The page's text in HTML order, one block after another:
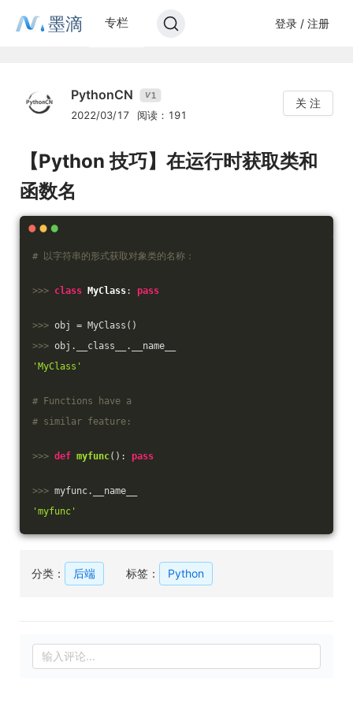
墨滴 专栏 登录 / 注册
PythonCN V1
2022/03/17 阅读：191
关 注
【Python 技巧】在运行时获取类和
函数名
# 以字符串的形式获取对象类的名称：
>>> class MyClass: pass
>>> obj = MyClass()
>>> obj.__class__.__name__
'MyClass'
# Functions have a
# similar feature:
>>> def myfunc() : pass
>>> myfunc.__name__
'myfunc'
分类： 后端 标签： Python